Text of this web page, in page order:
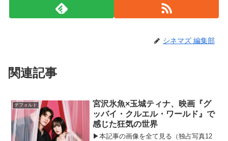
シネマズ 編集部
関連記事
デフォルト
宮沢氷魚×玉城ティナ、映画『グ
ッバイ・クルエル・ワールド』で
感じた狂気の世界
▶︎本記事の画像を全て見る（独占写真12